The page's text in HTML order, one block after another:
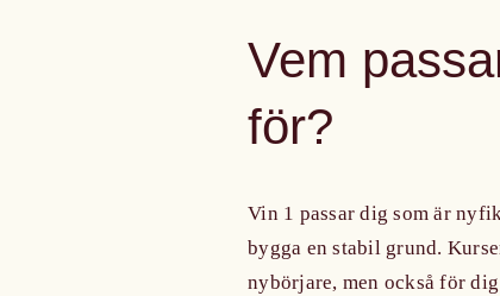
Vem
för?
Vin 1 passar dig som är
bygga en stabil grund.
nybörjare, men också för